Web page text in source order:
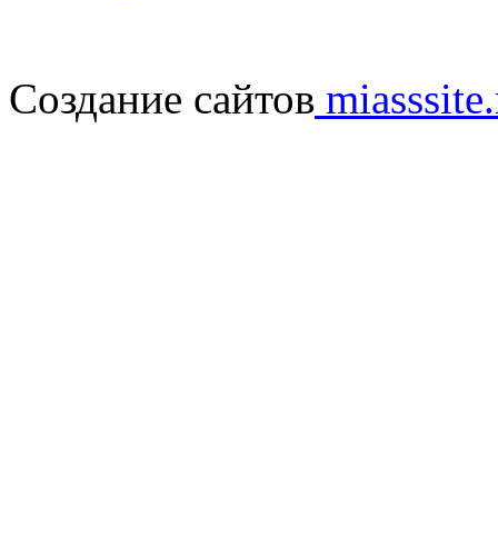
Создание сайтов